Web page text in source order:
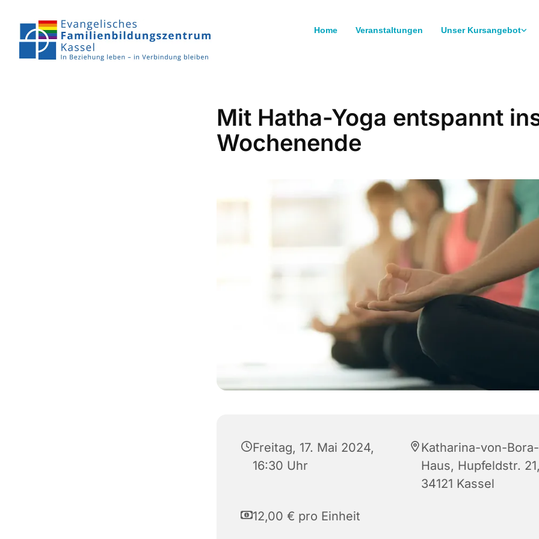
Home Veranstaltungen Unser Kursangebot
Mit Hatha-Yoga entspannt
Wochenende
Freitag, 17. Mai 2024,
16:30 Uhr
Katharina-von-Bora-
Haus, Hupfeldstr.
34121 Kassel
12,00 € pro Einheit